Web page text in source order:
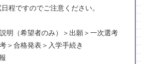
程ですのでご注意ください。
明（希望者のみ）＞出願＞一次選考
＞合格発表＞入学手続き